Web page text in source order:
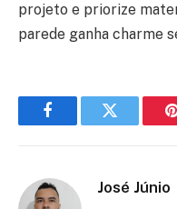
projeto e priorize
parede ganha charme
FacebookTwitter
José Júnio